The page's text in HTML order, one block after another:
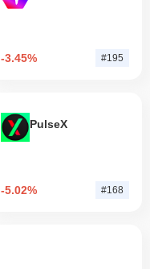
-3.45% #195
PulseX
-5.02% #168